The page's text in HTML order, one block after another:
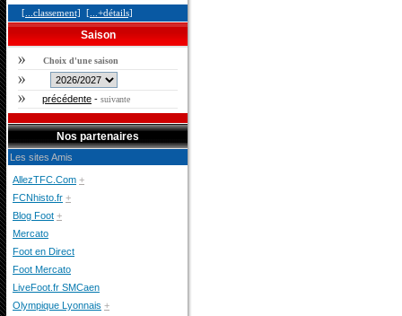
[...classement] [...+détails]
Saison
Choix d'une saison
précédente - suivante
Nos partenaires
Les sites Amis
AllezTFC.Com +
FCNhisto.fr +
Blog Foot +
Mercato
Foot en Direct
Foot Mercato
LiveFoot.fr SMCaen
Olympique Lyonnais +